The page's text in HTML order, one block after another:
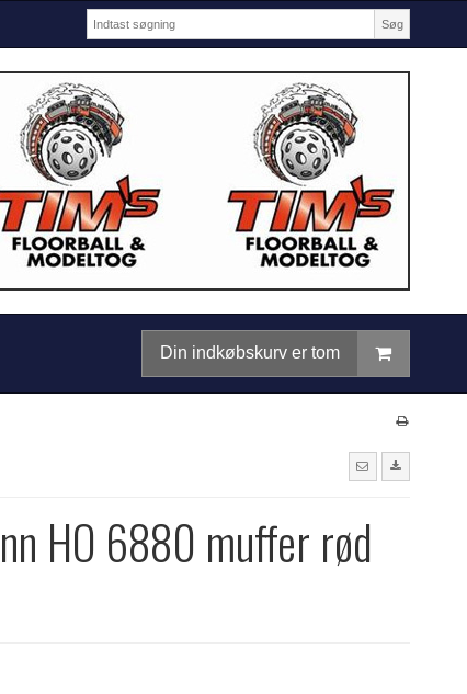
Søg
Din indkøbskurv er tom
HO 6880 muffer rød